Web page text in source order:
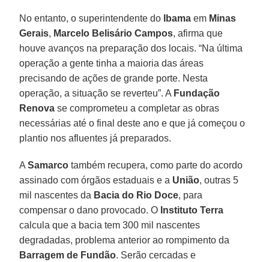
No entanto, o superintendente do Ibama em Minas
Gerais, Marcelo Belisário Campos, afirma que
houve avanços na preparação dos locais. “Na última
operação a gente tinha a maioria das áreas
precisando de ações de grande porte. Nesta
operação, a situação se reverteu”. A Fundação
Renova se comprometeu a completar as obras
necessárias até o final deste ano e que já começou o
plantio nos afluentes já preparados.
ASamarco também recupera, como parte do acordo
assinado com órgãos estaduais e a União, outras 5
mil nascentes da Bacia do Rio Doce, para
compensar o dano provocado. O Instituto Terra
calcula que a bacia tem 300 mil nascentes
degradadas, problema anterior ao rompimento da
Barragem de Fundão. Serão cercadas e